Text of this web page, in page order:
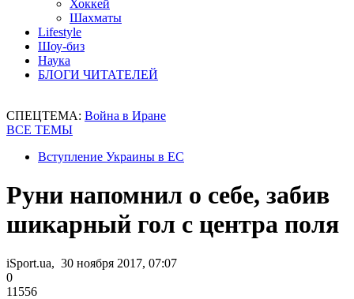
Хоккей
Шахматы
Lifestyle
Шоу-биз
Наука
БЛОГИ ЧИТАТЕЛЕЙ
СПЕЦТЕМА: Война в Иране
ВСЕ ТЕМЫ
Вступление Украины в ЕС
Руни напомнил о себе, забив
шикарный гол с центра поля
iSport.ua, 30 ноября 2017, 07:07
0
11556